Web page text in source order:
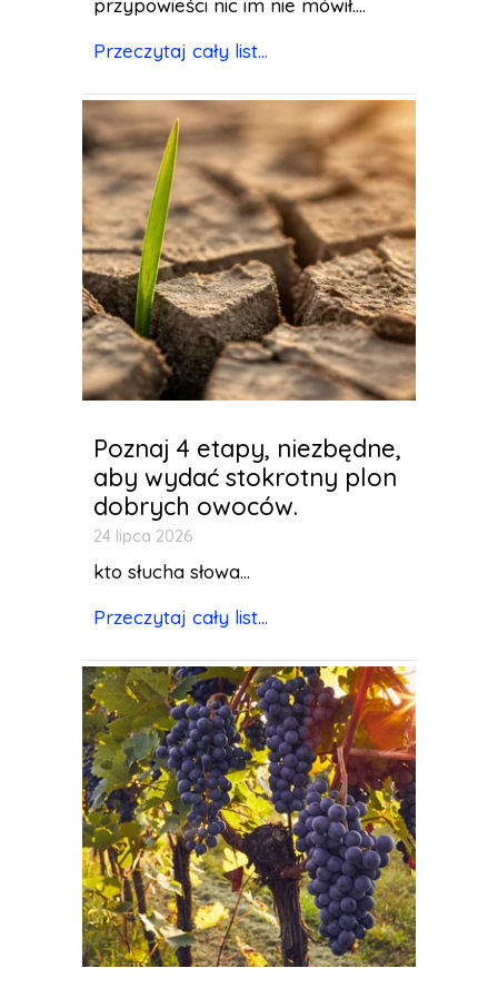
przypowieści nic im nie mówił....
Przeczytaj cały list...
Poznaj 4 etapy, niezbędne,
aby wydać stokrotny plon
dobrych owoców.
24 lipca 2026
kto słucha słowa...
Przeczytaj cały list...